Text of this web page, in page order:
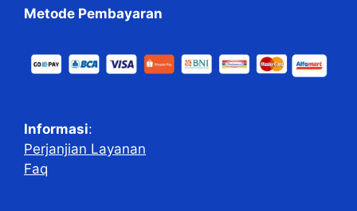
Metode Pembayaran
Informasi:
Perjanjian Layanan
Faq